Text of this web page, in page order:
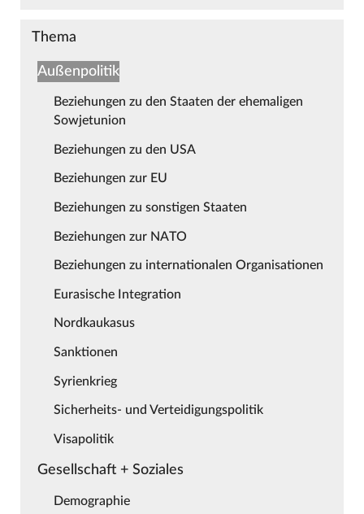
Thema
Außenpolitik
Beziehungen zu den Staaten der ehemaligen
Sowjetunion
Beziehungen zu den USA
Beziehungen zur EU
Beziehungen zu sonstigen Staaten
Beziehungen zur NATO
Beziehungen zu internationalen Organisationen
Eurasische Integration
Nordkaukasus
Sanktionen
Syrienkrieg
Sicherheits- und Verteidigungspolitik
Visapolitik
Gesellschaft + Soziales
Demographie